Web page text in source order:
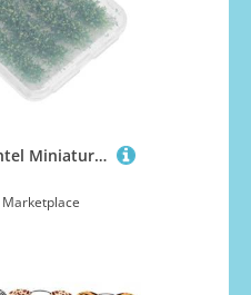
Beatifufu 1 Schachtel Miniatur Grasbüschel DIY Realistische Künstliche Pflanzen Lange Streifen für Modelleisenbahn Landschaftsbau Sandtisch Dekoration Micro Landschaft Grüne Feengarten